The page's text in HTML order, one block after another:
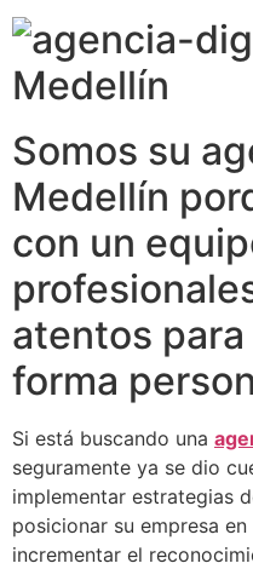
Somos su
Medellín
con un
atentos
forma
Si está buscando una
seguramente ya se dio
implementar estrategias
posicionar su empresa
incrementar el